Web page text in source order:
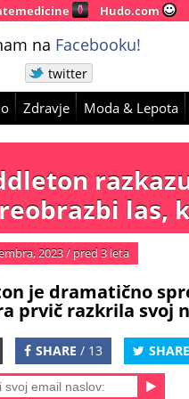
Hudo.com
na Facebooku!
twitter
Zdravje Moda & Lepota
las,
2023/ pred 3 leta
je dramatično
prvič razkrila svoj
SHARE / 13 SHARE